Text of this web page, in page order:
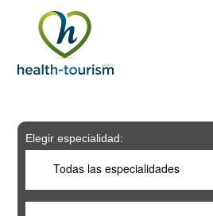
includes
system.
Elegir especialidad:
Todas las especialidades